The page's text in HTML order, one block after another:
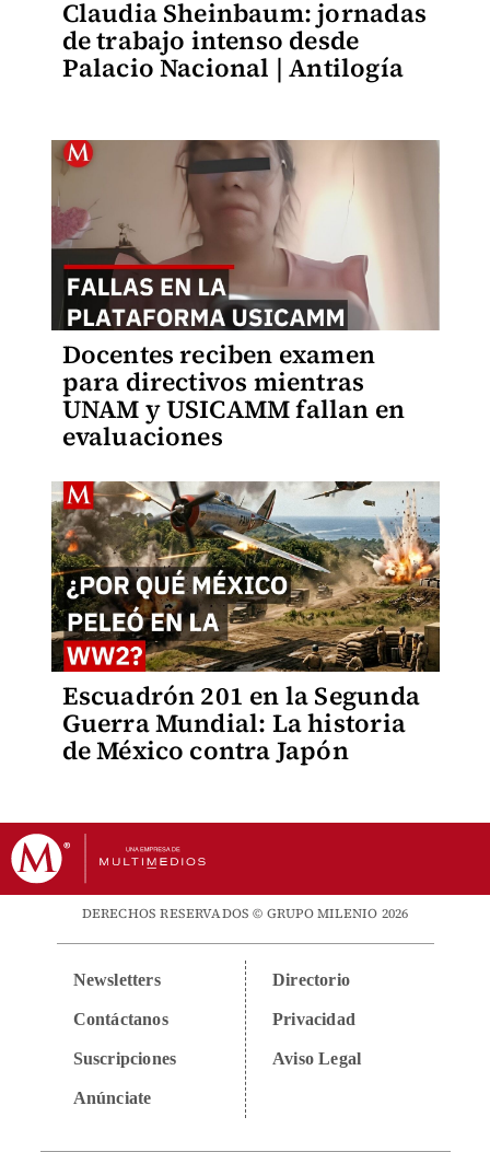
Claudia Sheinbaum: jornadas
de trabajo intenso desde
Palacio Nacional | Antilogía
Docentes reciben examen
para directivos mientras
UNAM y USICAMM fallan en
evaluaciones
Escuadrón 201 en la Segunda
Guerra Mundial: La historia
de México contra Japón
DERECHOS RESERVADOS © GRUPO MILENIO 2026
Newsletters
Contáctanos
Suscripciones
Anúnciate
Directorio
Privacidad
Aviso Legal